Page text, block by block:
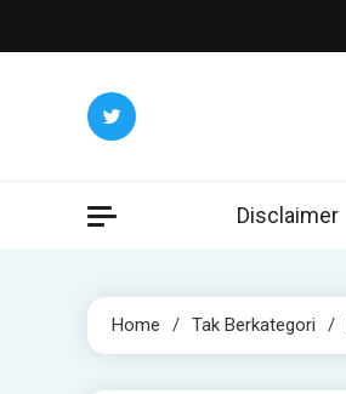
to
Disclaimer
Home Tak Berkategori